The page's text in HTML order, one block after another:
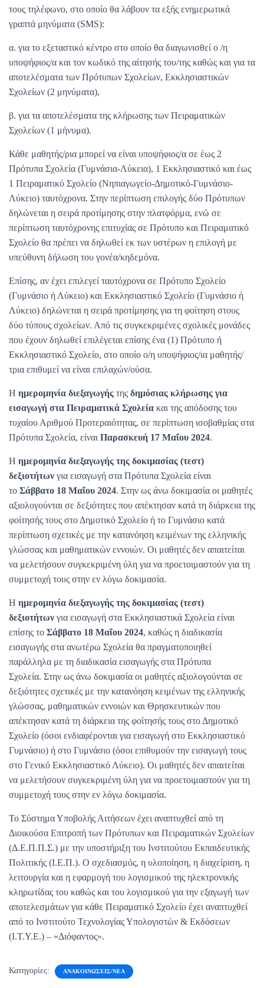
τους τηλέφωνο, στο οποίο θα λάβουν τα εξής ενημερωτικά
γραπτά μηνύματα (SMS):
α. για το εξεταστικό κέντρο στο οποίο θα διαγωνισθεί ο /η
υποψήφιος/α και τον κωδικό της αίτησής του/της καθώς και για τα
αποτελέσματα των Πρότυπων Σχολείων, Εκκλησιαστικών
Σχολείων (2 μηνύματα),
β. για τα αποτελέσματα της κλήρωσης των Πειραματικών
Σχολείων (1 μήνυμα).
Κάθε μαθητής/ρια μπορεί να είναι υποψήφιος/α σε έως 2
Πρότυπα Σχολεία (Γυμνάσια-Λύκεια), 1 Εκκλησιαστικό και έως
1 Πειραματικό Σχολείο (Νηπιαγωγείο-Δημοτικό-Γυμνάσιο-
Λύκειο) ταυτόχρονα. Στην περίπτωση επιλογής δύο Πρότυπων
δηλώνεται η σειρά προτίμησης στην πλατφόρμα, ενώ σε
περίπτωση ταυτόχρονης επιτυχίας σε Πρότυπο και Πειραματικό
Σχολείο θα πρέπει να δηλωθεί εκ των υστέρων η επιλογή με
υπεύθυνη δήλωση του γονέα/κηδεμόνα.
Επίσης, αν έχει επιλεγεί ταυτόχρονα σε Πρότυπο Σχολείο
(Γυμνάσιο ή Λύκειο) και Εκκλησιαστικό Σχολείο (Γυμνάσιο ή
Λύκειο) δηλώνεται η σειρά προτίμησης για τη φοίτηση στους
δύο τύπους σχολείων. Από τις συγκεκριμένες σχολικές μονάδες
που έχουν δηλωθεί επιλέγεται επίσης ένα (1) Πρότυπο ή
Εκκλησιαστικό Σχολείο, στο οποίο ο/η υποψήφιος/ια μαθητής/
τρια επιθυμεί να είναι επιλαχών/ούσα.
Η ημερομηνία διεξαγωγής της δημόσιας κλήρωσης για
εισαγωγή στα Πειραματικά Σχολεία και της απόδοσης του
τυχαίου Αριθμού Προτεραιότητας, σε περίπτωση ισοβαθμίας στα
Πρότυπα Σχολεία, είναι Παρασκευή 17 Μαΐου 2024.
Η ημερομηνία διεξαγωγής της δοκιμασίας (τεστ)
δεξιοτήτων για εισαγωγή στα Πρότυπα Σχολεία είναι
το Σάββατο 18 Μαΐου 2024. Στην ως άνω δοκιμασία οι μαθητές
αξιολογούνται σε δεξιότητες που απέκτησαν κατά τη διάρκεια της
φοίτησής τους στο Δημοτικό Σχολείο ή το Γυμνάσιο κατά
περίπτωση σχετικές με την κατανόηση κειμένων της ελληνικής
γλώσσας και μαθηματικών εννοιών. Οι μαθητές δεν απαιτείται
να μελετήσουν συγκεκριμένη ύλη για να προετοιμαστούν για τη
συμμετοχή τους στην εν λόγω δοκιμασία.
Η ημερομηνία διεξαγωγής της δοκιμασίας (τεστ)
δεξιοτήτων για εισαγωγή στα Εκκλησιαστικά Σχολεία είναι
επίσης το Σάββατο 18 Μαΐου 2024, καθώς η διαδικασία
εισαγωγής στα ανωτέρω Σχολεία θα πραγματοποιηθεί
παράλληλα με τη διαδικασία εισαγωγής στα Πρότυπα
Σχολεία. Στην ως άνω δοκιμασία οι μαθητές αξιολογούνται σε
δεξιότητες σχετικές με την κατανόηση κειμένων της ελληνικής
γλώσσας, μαθηματικών εννοιών και Θρησκευτικών που
απέκτησαν κατά τη διάρκεια της φοίτησής τους στο Δημοτικό
Σχολείο (όσοι ενδιαφέρονται για εισαγωγή στο Εκκλησιαστικό
Γυμνάσιο) ή στο Γυμνάσιο (όσοι επιθυμούν την εισαγωγή τους
στο Γενικό Εκκλησιαστικό Λύκειο). Οι μαθητές δεν απαιτείται
να μελετήσουν συγκεκριμένη ύλη για να προετοιμαστούν για τη
συμμετοχή τους στην εν λόγω δοκιμασία.
Το Σύστημα Υποβολής Αιτήσεων έχει αναπτυχθεί από τη
Διοικούσα Επιτροπή των Πρότυπων και Πειραματικών Σχολείων
(Δ.Ε.Π.Π.Σ.) με την υποστήριξη του Ινστιτούτου Εκπαιδευτικής
Πολιτικής (Ι.Ε.Π.). Ο σχεδιασμός, η υλοποίηση, η διαχείριση, η
λειτουργία και η εφαρμογή του λογισμικού της ηλεκτρονικής
κληρωτίδας του καθώς και του λογισμικού για την εξαγωγή των
αποτελεσμάτων για κάθε Πειραματικό Σχολείο έχει αναπτυχθεί
από το Ινστιτούτο Τεχνολογίας Υπολογιστών & Εκδόσεων
(Ι.Τ.Υ.Ε.) – «Διόφαντος».
Κατηγορίες: ΑΝΑΚΟΙΝΏΣΕΙΣ/ΝΈΑ